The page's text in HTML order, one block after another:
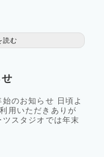
読む
のお知らせ 日頃よ
用いただきありが
スタジオでは年末